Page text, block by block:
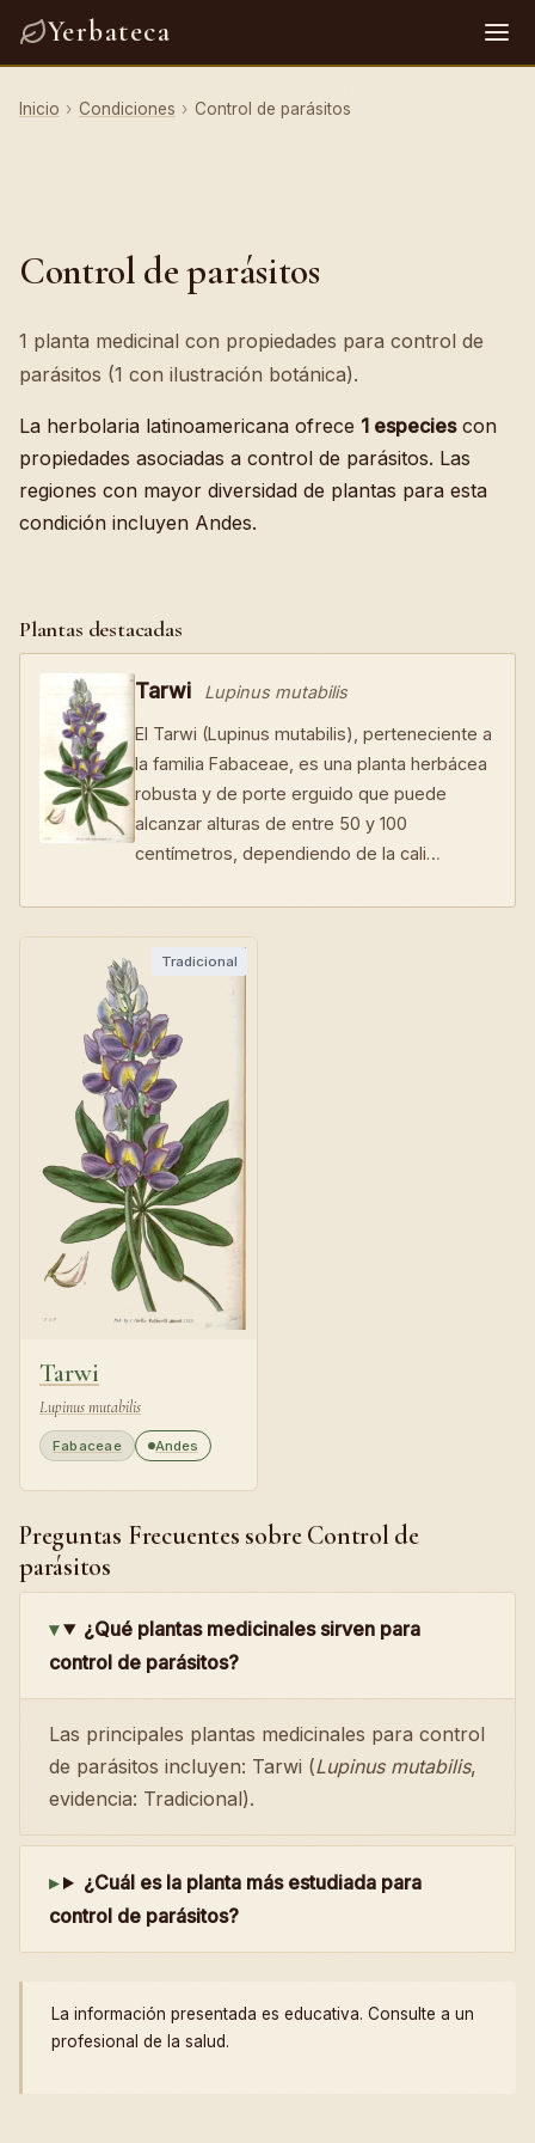
Yerbateca
Inicio › Condiciones › Control de parásitos
Control de parásitos
1 planta medicinal con propiedades para control de
parásitos (1 con ilustración botánica).
La herbolaria latinoamericana ofrece 1 especiescon
propiedades asociadas a control de parásitos. Las
regiones con mayor diversidad de plantas para esta
condición incluyen Andes.
Plantas destacadas
Tarwi Lupinus mutabilis
El Tarwi (Lupinus mutabilis), perteneciente a
la familia Fabaceae, es una planta herbácea
robusta y de porte erguido que puede
alcanzar alturas de entre 50 y 100
centímetros, dependiendo de la cali…
Tradicional
Tarwi
Lupinus mutabilis
Fabaceae Andes
Preguntas Frecuentes sobre Control de
parásitos
¿Qué plantas medicinales sirven para
control de parásitos?
Las principales plantas medicinales para control
de parásitos incluyen: Tarwi (Lupinus mutabilis,
evidencia: Tradicional).
¿Cuál es la planta más estudiada para
control de parásitos?
La información presentada es educativa. Consulte a un
profesional de la salud.